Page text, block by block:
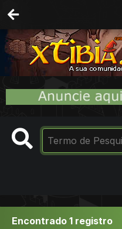
Encontrado 1 registro